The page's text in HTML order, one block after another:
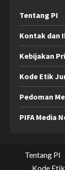
Tentang PI
Kontak dan
Kebijakan
Kode Etik
Pedoman
PIFA Media
Tentang PI
Kode